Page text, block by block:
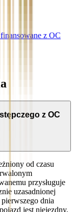
z OC
z OC
od czasu
przysługuje
uzasadnionej
dnia
jest niejezdny,